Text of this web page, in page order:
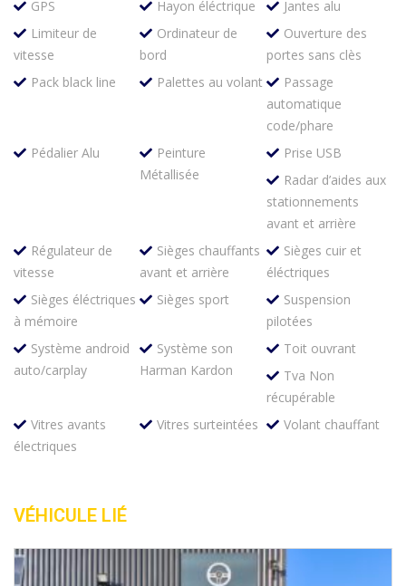
GPS Hayon éléctrique
Jantes alu
Limiteur de
vitesse
Ordinateur de
bord
Ouverture des
portes sans clès
Pack black line
Palettes au volant
Passage
automatique
code/phare
Pédalier Alu
Peinture
Métallisée
Prise USB
Radar d’aides aux
stationnements
avant et arrière
Régulateur de
vitesse
Sièges chauffants
avant et arrière
Sièges cuir et
éléctriques
Sièges éléctriques
à mémoire
Sièges sport
Suspension
pilotées
Système android
auto/carplay
Système son
Harman Kardon
Toit ouvrant
Tva Non
récupérable
Vitres avants
électriques
Vitres surteintées Volant chauffant
VÉHICULE LIÉ